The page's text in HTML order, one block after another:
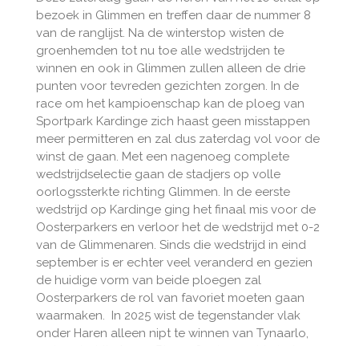
bezoek in Glimmen en treffen daar de nummer 8
van de ranglijst. Na de winterstop wisten de
groenhemden tot nu toe alle wedstrijden te
winnen en ook in Glimmen zullen alleen de drie
punten voor tevreden gezichten zorgen. In de
race om het kampioenschap kan de ploeg van
Sportpark Kardinge zich haast geen misstappen
meer permitteren en zal dus zaterdag vol voor de
winst de gaan. Met een nagenoeg complete
wedstrijdselectie gaan de stadjers op volle
oorlogssterkte richting Glimmen. In de eerste
wedstrijd op Kardinge ging het finaal mis voor de
Oosterparkers en verloor het de wedstrijd met 0-2
van de Glimmenaren. Sinds die wedstrijd in eind
september is er echter veel veranderd en gezien
de huidige vorm van beide ploegen zal
Oosterparkers de rol van favoriet moeten gaan
waarmaken. In 2025 wist de tegenstander vlak
onder Haren alleen nipt te winnen van Tynaarlo,